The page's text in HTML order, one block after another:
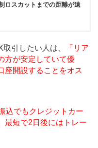
ロスカットまでの距離が遠
引したい人は、
「リア
方が安定していて優
座開設することをオス
込でもクレジットカー
最短で2日後にはトレー